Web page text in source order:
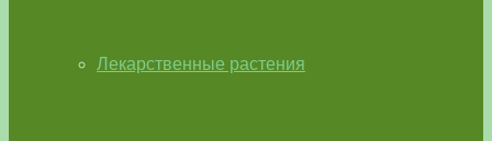
Лекарственные растения